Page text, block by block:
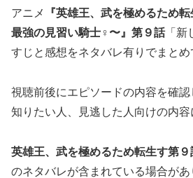
アニメ
『英雄王、武を極めるため
最強の見習い騎士♀〜』第９話「新
すじと感想をネタバレ有りでまとめ
視聴前後にエピソードの内容を確
知りたい人、見逃した人向けの内容
英雄王、武を極めるため転生す第９
のネタバレが含まれている場合が